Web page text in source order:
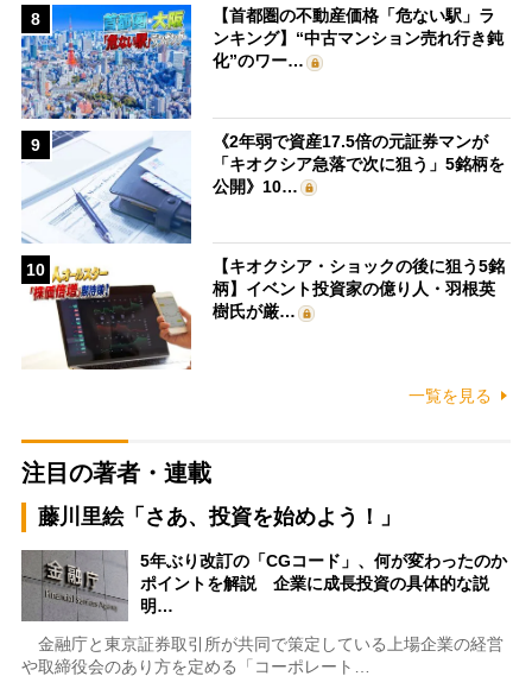
8
【首都圏の不動産価格「危ない駅」ラ
ンキング】“中古マンション売れ行き鈍
化”のワー…
9
《2年弱で資産17.5倍の元証券マンが
「キオクシア急落で次に狙う」5銘柄を
公開》10…
10
【キオクシア・ショックの後に狙う5銘
柄】イベント投資家の億り人・羽根英
樹氏が厳…
一覧を見る
注目の著者・連載
藤川里絵「さあ、投資を始めよう！」
5年ぶり改訂の「CGコード」、何が変わったのか
ポイントを解説 企業に成長投資の具体的な説
明…
金融庁と東京証券取引所が共同で策定している上場企業の経営
や取締役会のあり方を定める「コーポレート…